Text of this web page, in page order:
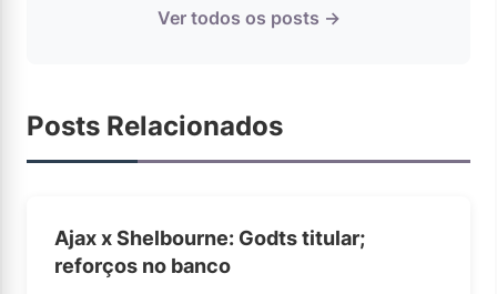
Ver todos os posts →
Posts Relacionados
Ajax x Shelbourne: Godts titular;
reforços no banco